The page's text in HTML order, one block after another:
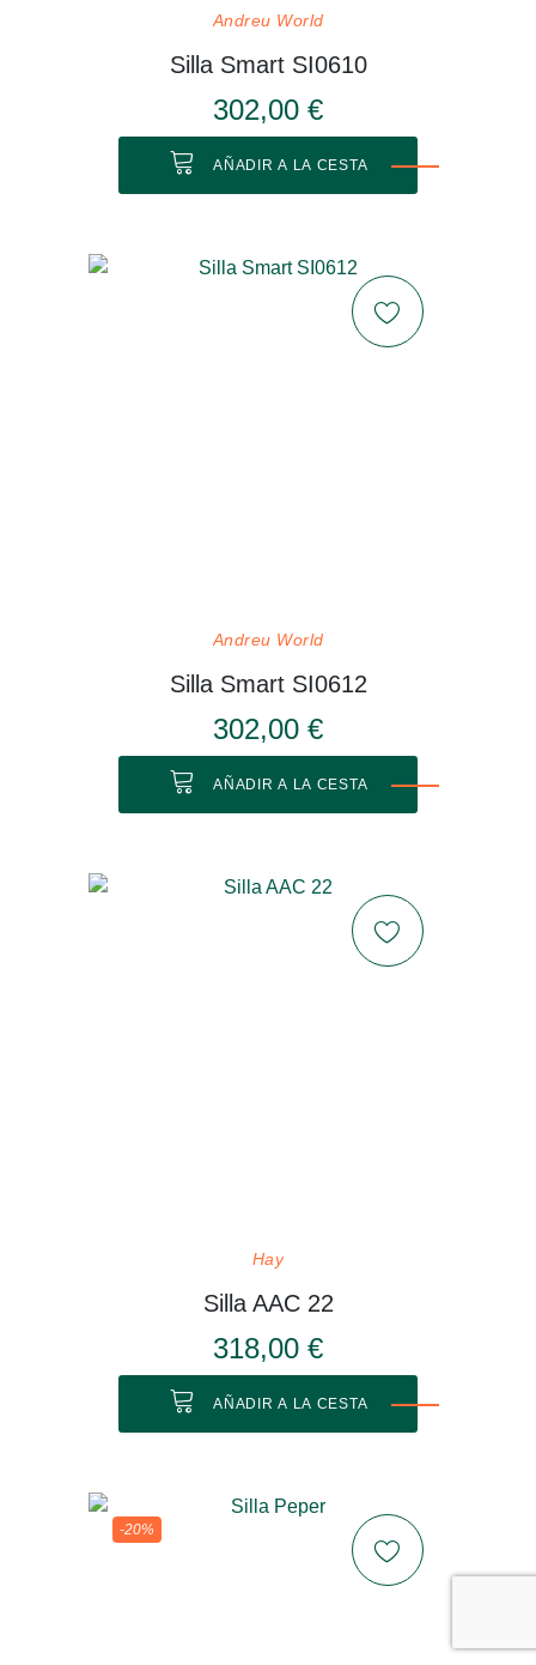
Andreu World
Silla Smart SI0610
302,00 €
AÑADIR A LA CESTA
Andreu World
Silla Smart SI0612
302,00 €
AÑADIR A LA CESTA
Hay
Silla AAC 22
318,00 €
AÑADIR A LA CESTA
-20%